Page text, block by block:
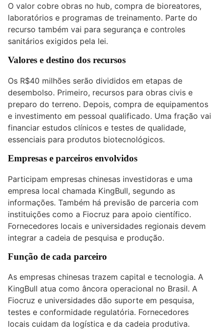
O valor cobre obras no hub, compra de bioreatores,
laboratórios e programas de treinamento. Parte do
recurso também vai para segurança e controles
sanitários exigidos pela lei.
Valores e destino dos recursos
Os R$40 milhões serão divididos em etapas de
desembolso. Primeiro, recursos para obras civis e
preparo do terreno. Depois, compra de equipamentos
e investimento em pessoal qualificado. Uma fração vai
financiar estudos clínicos e testes de qualidade,
essenciais para produtos biotecnológicos.
Empresas e parceiros envolvidos
Participam empresas chinesas investidoras e uma
empresa local chamada KingBull, segundo as
informações. Também há previsão de parceria com
instituições como a Fiocruz para apoio científico.
Fornecedores locais e universidades regionais devem
integrar a cadeia de pesquisa e produção.
Função de cada parceiro
As empresas chinesas trazem capital e tecnologia. A
KingBull atua como âncora operacional no Brasil. A
Fiocruz e universidades dão suporte em pesquisa,
testes e conformidade regulatória. Fornecedores
locais cuidam da logística e da cadeia produtiva.